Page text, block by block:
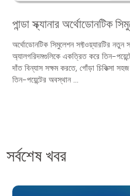
পান্ডা স্ক্যানার অর্থোডোনটিক
অর্থোডোনটিক সিমুলেশন সফ্টওয়্যারটির
অ্যালগরিদমগুলিকে একত্রিত করে তিন-
দাঁত বিন্যাস সক্ষম করতে, গোঁড়া চিকিত্সা
তিন-পয়েন্টের অবস্থান ...
সর্বশেষ খবর